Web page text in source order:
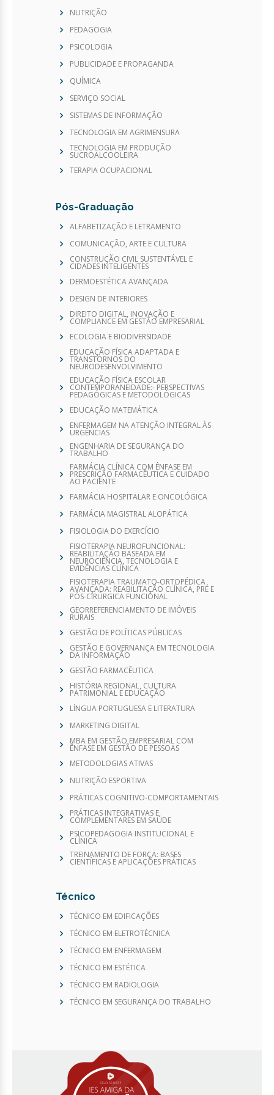
NUTRIÇÃO
PEDAGOGIA
PSICOLOGIA
PUBLICIDADE E PROPAGANDA
QUÍMICA
SERVIÇO SOCIAL
SISTEMAS DE INFORMAÇÃO
TECNOLOGIA EM AGRIMENSURA
TECNOLOGIA EM PRODUÇÃO
SUCROALCOOLEIRA
TERAPIA OCUPACIONAL
Pós-Graduação
ALFABETIZAÇÃO E LETRAMENTO
COMUNICAÇÃO, ARTE E CULTURA
CONSTRUÇÃO CIVIL SUSTENTÁVEL E
CIDADES INTELIGENTES
DERMOESTÉTICA AVANÇADA
DESIGN DE INTERIORES
DIREITO DIGITAL, INOVAÇÃO E
COMPLIANCE EM GESTÃO EMPRESARIAL
ECOLOGIA E BIODIVERSIDADE
EDUCAÇÃO FÍSICA ADAPTADA E
TRANSTORNOS DO
NEURODESENVOLVIMENTO
EDUCAÇÃO FÍSICA ESCOLAR
CONTEMPORANEIDADE:- PERSPECTIVAS
PEDAGÓGICAS E METODOLÓGICAS
EDUCAÇÃO MATEMÁTICA
ENFERMAGEM NA ATENÇÃO INTEGRAL ÀS
URGÊNCIAS
ENGENHARIA DE SEGURANÇA DO
TRABALHO
FARMÁCIA CLÍNICA COM ÊNFASE EM
PRESCRIÇÃO FARMACÊUTICA E CUIDADO
AO PACIENTE
FARMÁCIA HOSPITALAR E ONCOLÓGICA
FARMÁCIA MAGISTRAL ALOPÁTICA
FISIOLOGIA DO EXERCÍCIO
FISIOTERAPIA NEUROFUNCIONAL:
REABILITAÇÃO BASEADA EM
NEUROCIÊNCIA, TECNOLOGIA E
EVIDÊNCIAS CLÍNICA
FISIOTERAPIA TRAUMATO-ORTOPÉDICA
AVANÇADA: REABILITAÇÃO CLÍNICA, PRÉ E
PÓS-CIRÚRGICA FUNCIONAL
GEORREFERENCIAMENTO DE IMÓVEIS
RURAIS
GESTÃO DE POLÍTICAS PÚBLICAS
GESTÃO E GOVERNANÇA EM TECNOLOGIA
DA INFORMAÇÃO
GESTÃO FARMACÊUTICA
HISTÓRIA REGIONAL, CULTURA
PATRIMONIAL E EDUCAÇÃO
LÍNGUA PORTUGUESA E LITERATURA
MARKETING DIGITAL
MBA EM GESTÃO EMPRESARIAL COM
ÊNFASE EM GESTÃO DE PESSOAS
METODOLOGIAS ATIVAS
NUTRIÇÃO ESPORTIVA
PRÁTICAS COGNITIVO-COMPORTAMENTAIS
PRÁTICAS INTEGRATIVAS E
COMPLEMENTARES EM SAÚDE
PSICOPEDAGOGIA INSTITUCIONAL E
CLÍNICA
TREINAMENTO DE FORÇA: BASES
CIENTÍFICAS E APLICAÇÕES PRÁTICAS
Técnico
TÉCNICO EM EDIFICAÇÕES
TÉCNICO EM ELETROTÉCNICA
TÉCNICO EM ENFERMAGEM
TÉCNICO EM ESTÉTICA
TÉCNICO EM RADIOLOGIA
TÉCNICO EM SEGURANÇA DO TRABALHO